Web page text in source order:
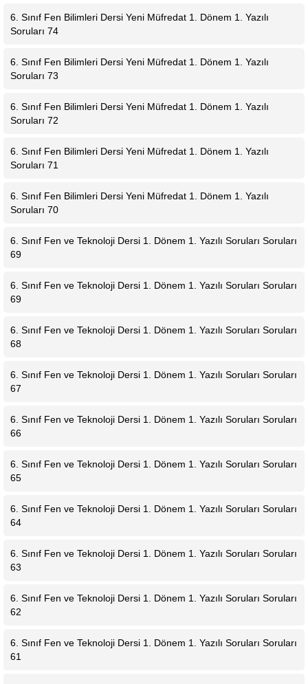
6. Sınıf Fen Bilimleri Dersi Yeni Müfredat 1. Dönem 1. Yazılı
Soruları 74
6. Sınıf Fen Bilimleri Dersi Yeni Müfredat 1. Dönem 1. Yazılı
Soruları 73
6. Sınıf Fen Bilimleri Dersi Yeni Müfredat 1. Dönem 1. Yazılı
Soruları 72
6. Sınıf Fen Bilimleri Dersi Yeni Müfredat 1. Dönem 1. Yazılı
Soruları 71
6. Sınıf Fen Bilimleri Dersi Yeni Müfredat 1. Dönem 1. Yazılı
Soruları 70
6. Sınıf Fen ve Teknoloji Dersi 1. Dönem 1. Yazılı Soruları Soruları
69
6. Sınıf Fen ve Teknoloji Dersi 1. Dönem 1. Yazılı Soruları Soruları
69
6. Sınıf Fen ve Teknoloji Dersi 1. Dönem 1. Yazılı Soruları Soruları
68
6. Sınıf Fen ve Teknoloji Dersi 1. Dönem 1. Yazılı Soruları Soruları
67
6. Sınıf Fen ve Teknoloji Dersi 1. Dönem 1. Yazılı Soruları Soruları
66
6. Sınıf Fen ve Teknoloji Dersi 1. Dönem 1. Yazılı Soruları Soruları
65
6. Sınıf Fen ve Teknoloji Dersi 1. Dönem 1. Yazılı Soruları Soruları
64
6. Sınıf Fen ve Teknoloji Dersi 1. Dönem 1. Yazılı Soruları Soruları
63
6. Sınıf Fen ve Teknoloji Dersi 1. Dönem 1. Yazılı Soruları Soruları
62
6. Sınıf Fen ve Teknoloji Dersi 1. Dönem 1. Yazılı Soruları Soruları
61